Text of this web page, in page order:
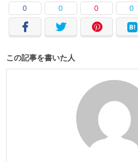
0 0 0 0
この記事を書いた人